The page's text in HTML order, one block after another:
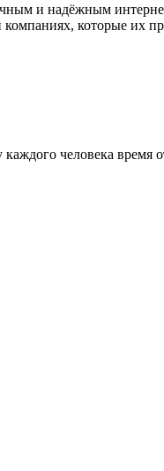
и надёжным
которые их
человека время